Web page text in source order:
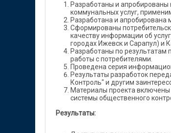
Разработаны и
коммунальных услуг,
Разработана и апробирована
Сформированы
качеству информации об
городах Ижевск и Сарапул) и
Разработаны по
работы с потребителями.
Проведена серия
Результаты разработок
Контроль" и другим
Материалы проекта
системы общественного
Результаты: